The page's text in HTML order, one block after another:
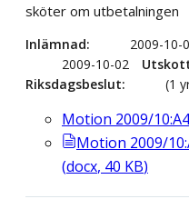
sköter om utbetalningen
Inlämnad 2009-10-
2009-10-02
Riksdagsbeslut
(1
Motion 2009/
Motion 2009/
(docx, 40 KB)